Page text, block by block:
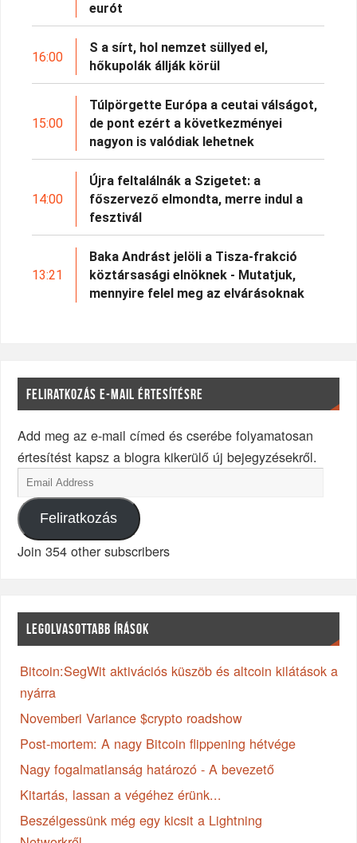
eurót
16:00
S a sírt, hol nemzet süllyed el,
hőkupolák állják körül
15:00
Túlpörgette Európa a ceutai válságot,
de pont ezért a következményei
nagyon is valódiak lehetnek
14:00
Újra feltalálnák a Szigetet: a
főszervező elmondta, merre indul a
fesztivál
13:21
Baka Andrást jelöli a Tisza-frakció
köztársasági elnöknek - Mutatjuk,
mennyire felel meg az elvárásoknak
FELIRATKOZÁS E-MAIL ÉRTESÍTÉSRE
Add meg az e-mail címed és cserébe folyamatosan
értesítést kapsz a blogra kikerülő új bejegyzésekről.
Feliratkozás
Join 354 other subscribers
LEGOLVASOTTABB ÍRÁSOK
Bitcoin:SegWit aktivációs küszöb és altcoin kilátások a
nyárra
Novemberi Variance $crypto roadshow
Post-mortem: A nagy Bitcoin flippening hétvége
Nagy fogalmatlanság határozó - A bevezető
Kitartás, lassan a végéhez érünk...
Beszélgessünk még egy kicsit a Lightning